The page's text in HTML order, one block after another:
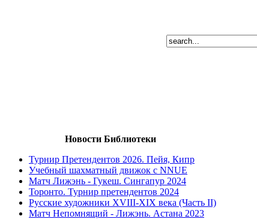
Новости Библиотеки
Турнир Претендентов 2026. Пейя, Кипр
Учебный шахматный движок с NNUE
Матч Лижэнь - Гукеш. Сингапур 2024
Торонто. Турнир претендентов 2024
Русские художники XVIII-XIX века (Часть II)
Матч Непомнящий - Лижэнь. Астана 2023